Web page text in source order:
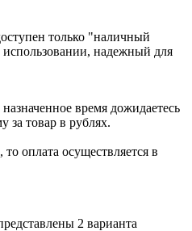
только "наличный
надежный для
время дожидаетесь
за товар в рублях.
оплата осуществляется в
2 варианта